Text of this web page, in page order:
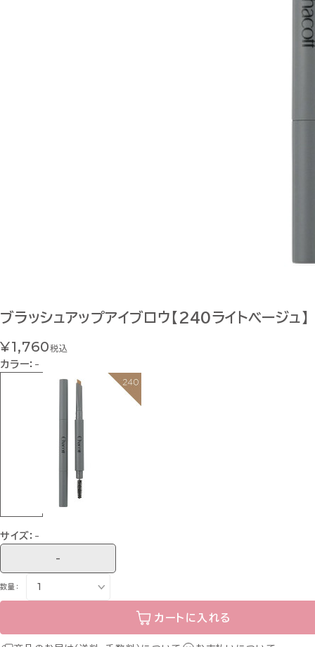
ブラッシュアップアイブロウ【240ライトベージュ】
¥1,760税込
カラー： -
サイズ： -
-
数量：
カートに入れる